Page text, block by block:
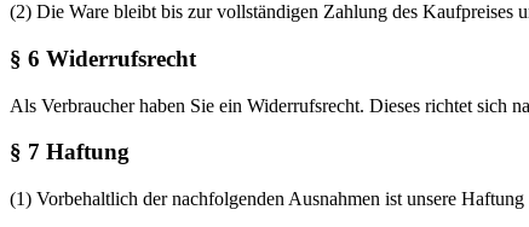
(2) Die Ware bleibt bis zur vollständigen Zahlung des Kaufpreises
§ 6 Widerrufsrecht
Als Verbraucher haben Sie ein Widerrufsrecht. Dieses richtet sich
§ 7 Haftung
(1) Vorbehaltlich der nachfolgenden Ausnahmen ist unsere